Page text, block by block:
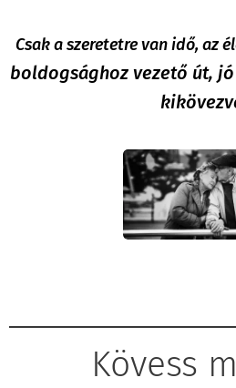
Csak a szeretetre van idő, az
boldogsághoz vezető út,
Kövess